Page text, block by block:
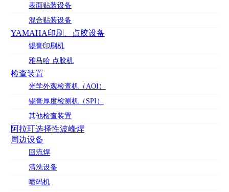
表面贴装设备
混合贴装设备
YAMAHA印刷、点胶设备
锡膏印刷机
雅马哈 点胶机
检查装置
光学外观检查机（AOI）
锡膏厚度检测机（SPI）
其他检查装置
阿拉玎选择性波峰焊
周边设备
回流焊
清洗设备
喷码机